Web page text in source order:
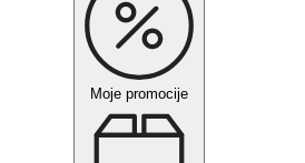
Moje promocije